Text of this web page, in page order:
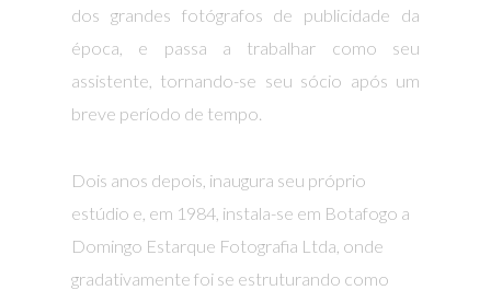
dos grandes fotógrafos de publicidade da
época, e passa a trabalhar como seu
assistente, tornando-se seu sócio após um
breve período de tempo.
Dois anos depois, inaugura seu próprio
estúdio e, em 1984, instala-se em Botafogo a
Domingo Estarque Fotografia Ltda, onde
gradativamente foi se estruturando como